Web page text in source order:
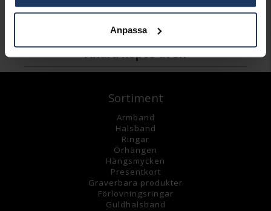
Anpassa
2 995:- 795:-
Andra köpte även
Sortiment
Armband
Halsband
Ringar
Örhängen
Hängsmycken
Presentkort
Graverbara produkter
Förlovningsringar
Guldhalsband